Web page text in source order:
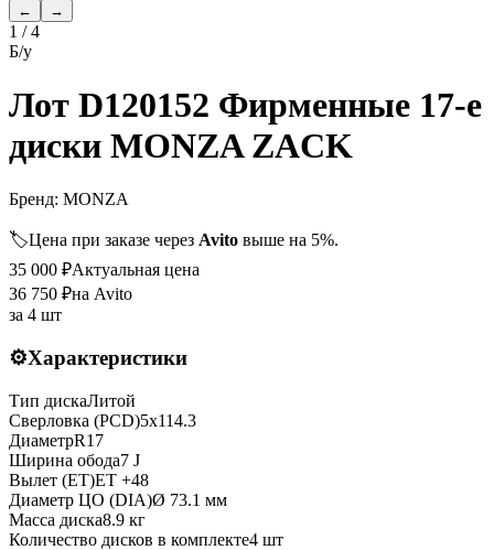
←
→
1 /4
Б/у
Лот D120152 Фирменные 17-е
диски MONZA ZACK
Бренд: MONZA
🏷️Цена при заказе через Avito выше на 5%.
35 000 ₽Актуальная цена
36 750 ₽на Avito
за 4 шт
⚙️Характеристики
Тип дискаЛитой
Сверловка (PCD)5x114.3
ДиаметрR17
Ширина обода7 J
Вылет (ET)ET +48
Диаметр ЦО (DIA)Ø 73.1 мм
Масса диска8.9 кг
Количество дисков в комплекте4 шт